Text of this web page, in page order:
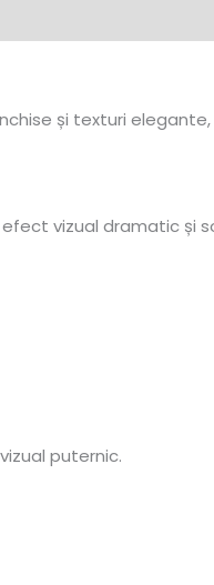
și texturi
vizual dramatic și
puternic.